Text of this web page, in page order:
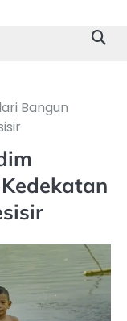
Bangun